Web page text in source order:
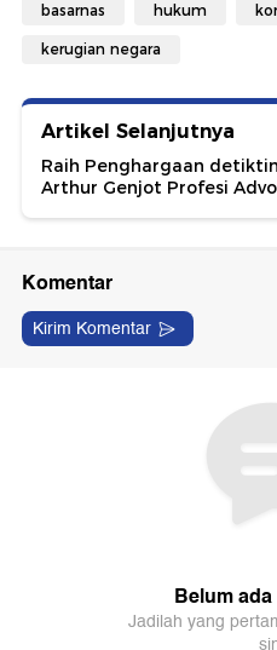
basarnas hukum
kerugian negara
Artikel Selanjutnya
Raih Penghargaan
Arthur Genjot Profesi